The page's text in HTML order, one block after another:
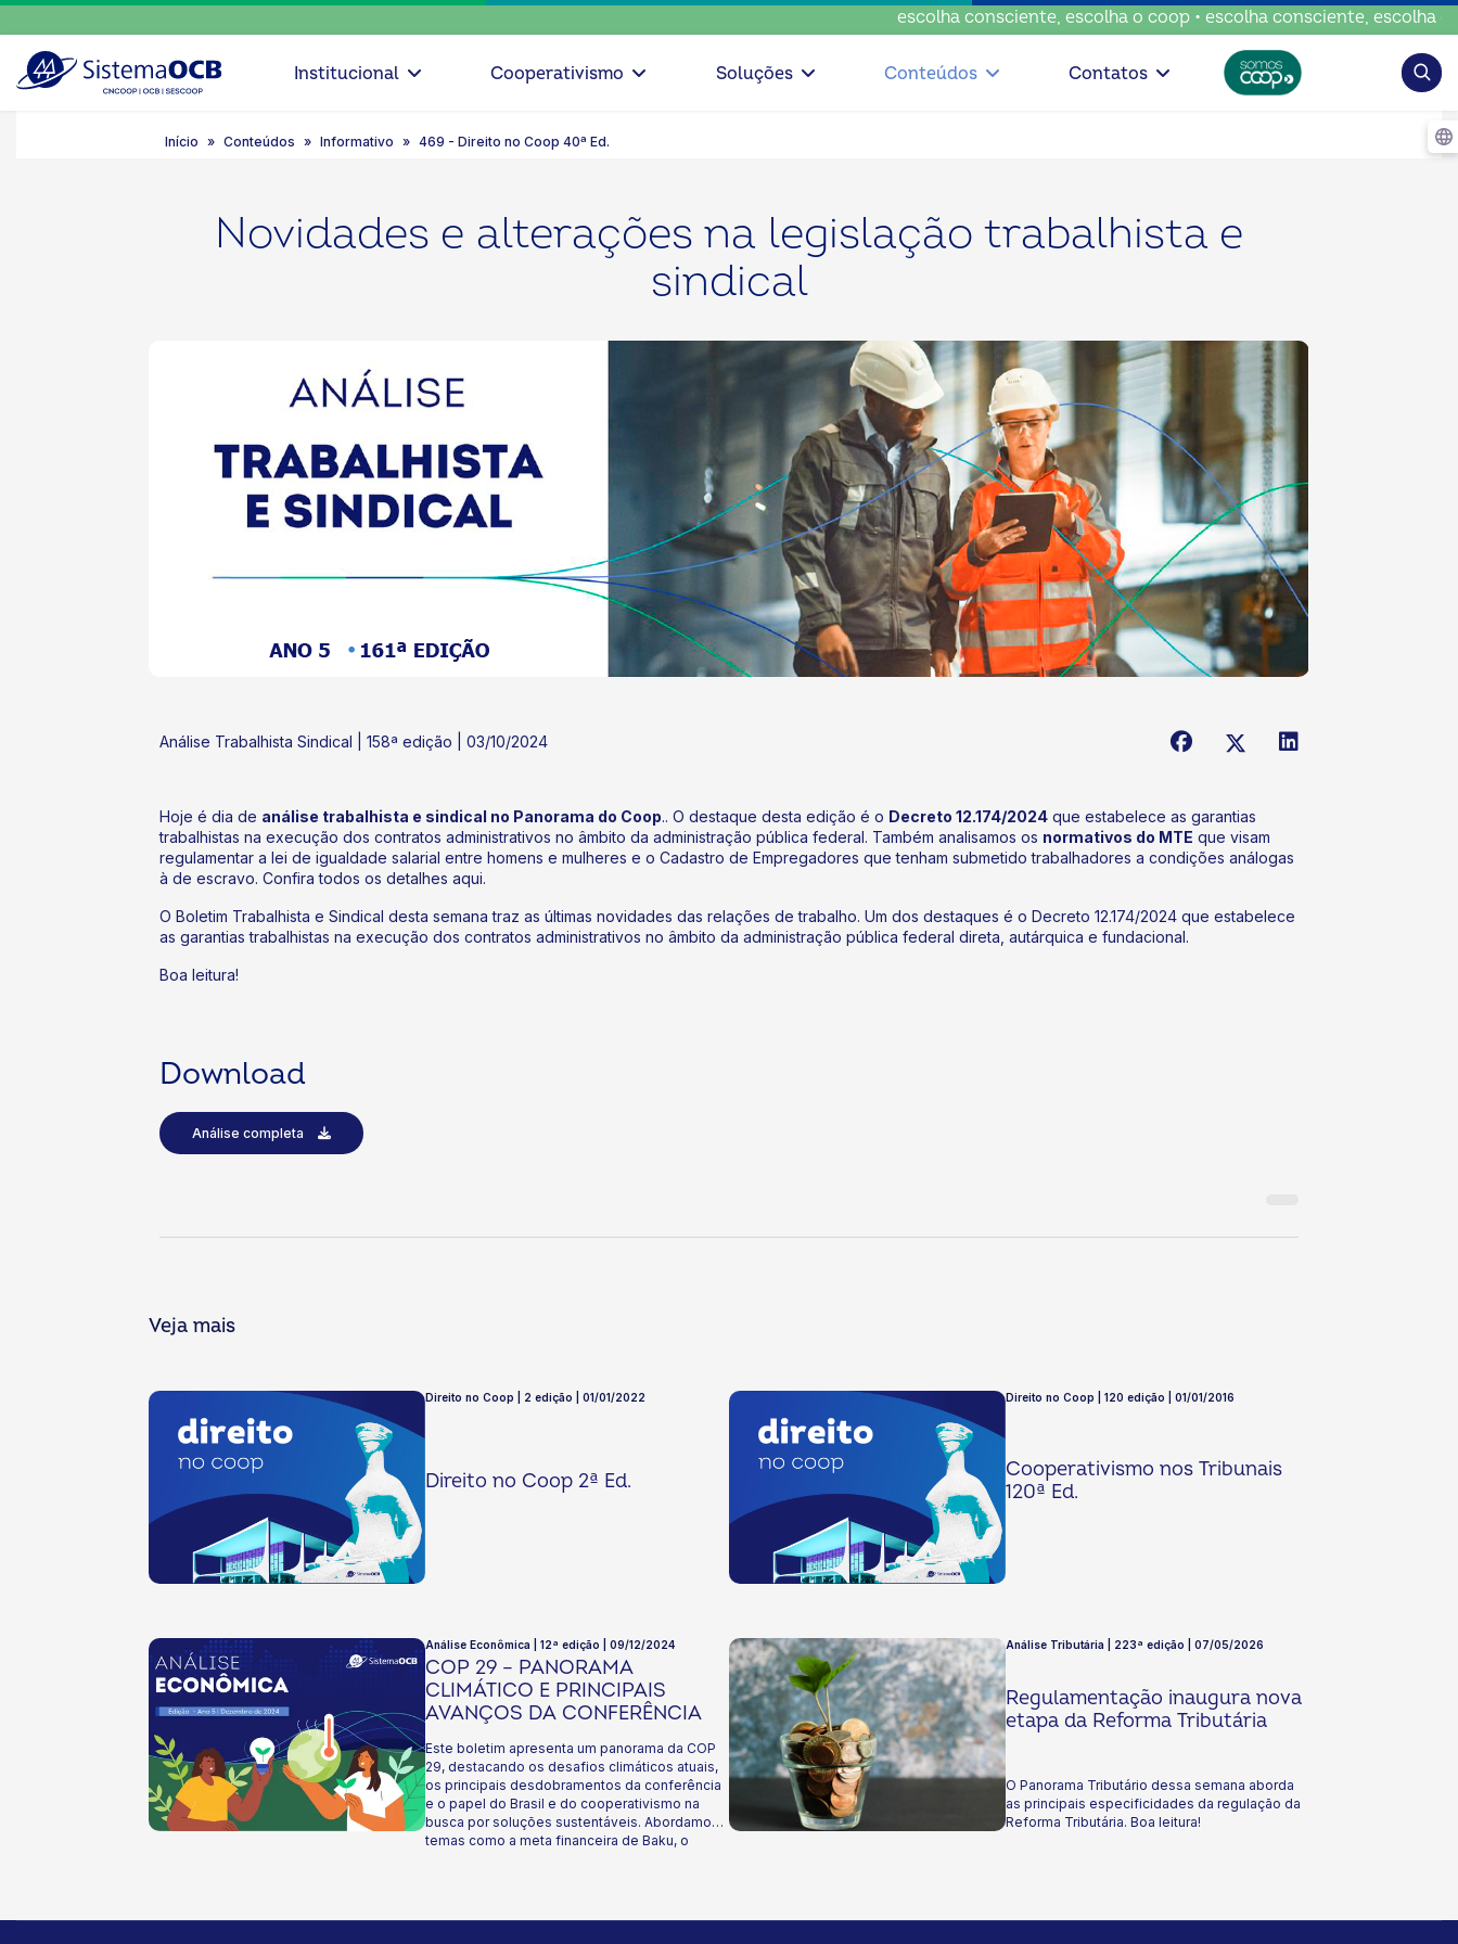
escolha consciente, escolha o coop • escolha consciente, escolha o
Institucional Cooperativismo Soluções Conteúdos Contatos
Início Conteúdos Informativo 469 - Direito no Coop 40ª Ed.
Novidades e alterações na legislação trabalhista e
sindical
Análise Trabalhista Sindical | 158ª edição | 03/10/2024
Hoje é dia de análise trabalhista e sindical no Panorama do Coop.. O destaque desta edição é o Decreto 12.174/2024 que estabelece as garantias
trabalhistas na execução dos contratos administrativos no âmbito da administração pública federal. Também analisamos os normativos do MTE que visam
regulamentar a lei de igualdade salarial entre homens e mulheres e o Cadastro de Empregadores que tenham submetido trabalhadores a condições análogas
à de escravo. Confira todos os detalhes aqui.
O Boletim Trabalhista e Sindical desta semana traz as últimas novidades das relações de trabalho. Um dos destaques é o Decreto 12.174/2024 que estabelece
as garantias trabalhistas na execução dos contratos administrativos no âmbito da administração pública federal direta, autárquica e fundacional.
Boa leitura!
Download
Análise completa
Veja mais
Direito no Coop | 2 edição | 01/01/2022
Direito no Coop 2ª Ed.
Direito no Coop | 120 edição | 01/01/2016
Cooperativismo nos Tribunais
120ª Ed.
Análise Econômica | 12ª edição | 09/12/2024
COP 29 – PANORAMA
CLIMÁTICO E PRINCIPAIS
AVANÇOS DA CONFERÊNCIA
Este boletim apresenta um panorama da COP
29, destacando os desafios climáticos atuais,
os principais desdobramentos da conferência
e o papel do Brasil e do cooperativismo na
busca por soluções sustentáveis. Abordamos
temas como a meta financeira de Baku, o
Análise Tributária | 223ª edição | 07/05/2026
Regulamentação inaugura nova
etapa da Reforma Tributária
O Panorama Tributário dessa semana aborda
as principais especificidades da regulação da
Reforma Tributária. Boa leitura!